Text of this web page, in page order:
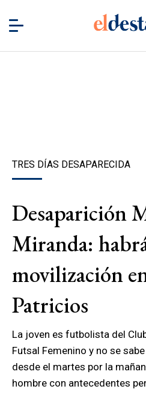
TRES DÍAS DESAPARECIDA
Desaparición
Miranda:
movilización
Patricios
La joven es futbolista del
Futsal Femenino y no se
desde el martes por la
hombre con antecedentes